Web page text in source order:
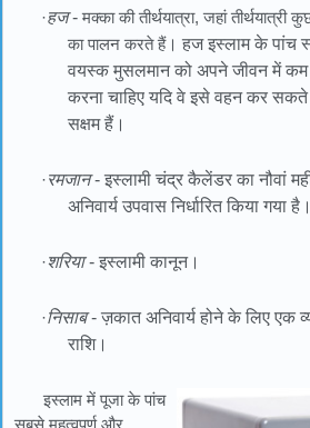
·हज-मक्का की तीर्थयात्रा, जहां
का पालन करते हैं। हज इस्लाम के पांच
वयस्क मुसलमान को अपने जीवन में
करना चाहिए यदि वे इसे वहन कर
सक्षम हैं।
·रमजान- इस्लामी चंद्र कैलेंडर का नौवां
अनिवार्य उपवास निर्धारित किया गया है।
·शरिया- इस्लामी कानून।
·निसाब- ज़कात अनिवार्य होने के लिए एक
राशि।
इस्लाम में पूजा के पांच
सबसे महत्वपूर्ण और